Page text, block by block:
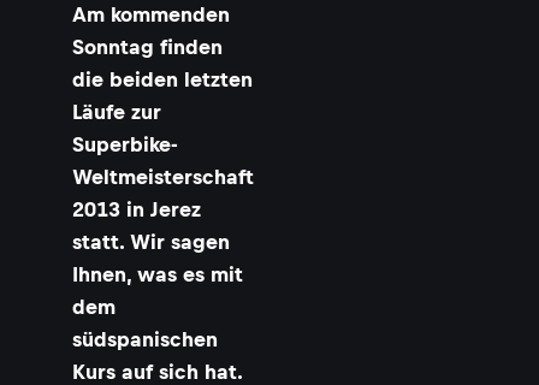
Am kommenden
Sonntag finden
die beiden letzten
Läufe zur
Superbike-
Weltmeisterschaft
2013 in Jerez
statt. Wir sagen
Ihnen, was es mit
dem
südspanischen
Kurs auf sich hat.